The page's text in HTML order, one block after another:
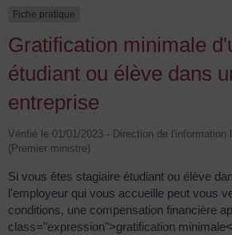
Fiche pratique
Gratification minimale
étudiant ou élève dans
entreprise
Vérifié le 01/01/2023 - Direction de l'information
(Premier ministre)
Si vous êtes stagiaire étudiant ou élève
l'employeur qui vous accueille peut vous
conditions, une compensation financière
class="expression">gratification